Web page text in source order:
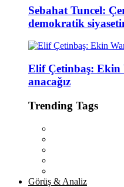
Sebahat Tuncel:
demokratik
Elif Çetinbaş: Ekin
anacağız
Trending Tags
Görüş & Analiz